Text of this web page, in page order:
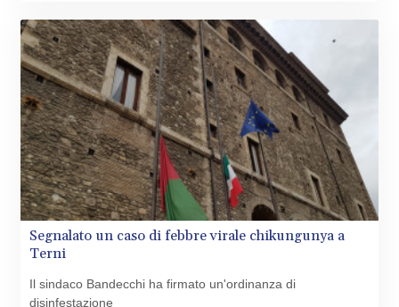
SLE 28.445176
SOS 658.791814
SRD 43.778814
STD
23929.673396
STN 24.499696
SVC 10.085875
SZL 18.722767
THB 38.210709
TJS 10.633568
TMT 4.058036
TND 3.386358
TTD 7.812903
Segnalato un caso di febbre virale chikungunya a
Terni
Il sindaco Bandecchi ha firmato un'ordinanza di
disinfestazione